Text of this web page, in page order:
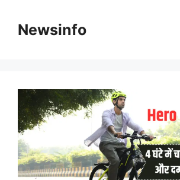
contentNewsinfo